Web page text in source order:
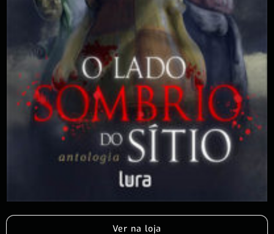
Ver na loja